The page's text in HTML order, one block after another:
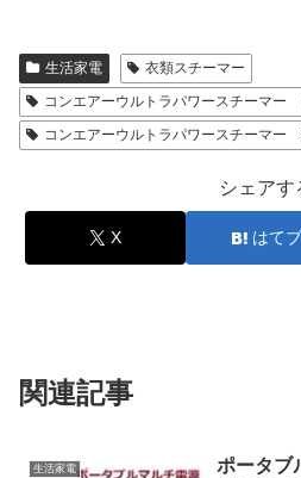
生活家電
衣類スチーマー
コンエアーウルトラパワースチーマー
コンエアーウルトラパワースチーマー
シェアす
X はてブ
関連記事
生活家電
ポータブ